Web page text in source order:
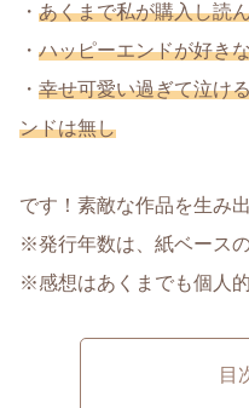
・ あくまで私が購入し読
・ ハッピーエンドが好き
・ 幸せ可愛い過ぎて泣け
ンドは無し
です！素敵な作品を生み
※発行年数は、紙ベース
※感想はあくまでも個人
目